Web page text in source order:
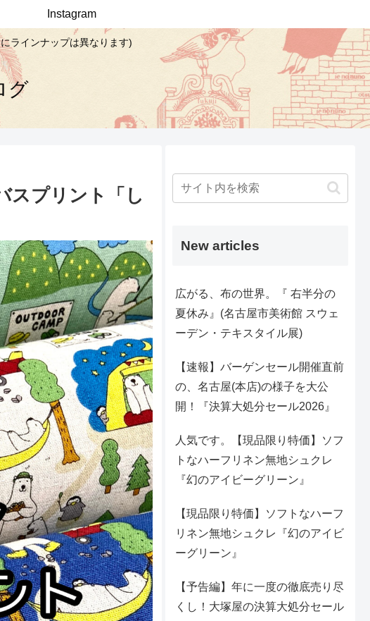
ラインナップは異なります)
グ
Instagram
スプリント「し
New articles
広がる、布の世界。『 右半分の
夏休み』(名古屋市美術館 スウェ
ーデン・テキスタイル展)
【速報】バーゲンセール開催直前
の、名古屋(本店)の様子を大公
開！『決算大処分セール2026』
人気です。【現品限り特価】ソフ
トなハーフリネン無地シュクレ
『幻のアイビーグリーン』
【現品限り特価】ソフトなハーフ
リネン無地シュクレ『幻のアイビ
ーグリーン』
【予告編】年に一度の徹底売り尽
くし！大塚屋の決算大処分セール